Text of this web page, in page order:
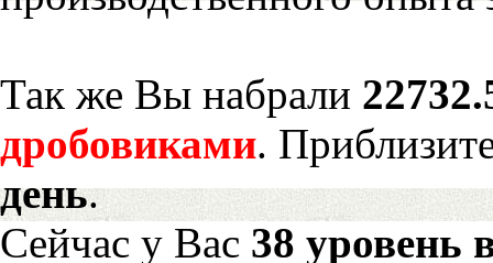
Так же Вы набрали
дробовиками.
день.
Сейчас у Вас 38 уровень